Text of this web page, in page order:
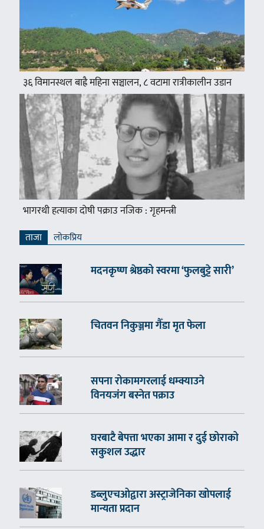
३६ विमानस्थल बाह्रै महिना सञ्चालन, ८ वटामा रात्रीकालीन उडान
भागरथी हत्याका दोषी पक्राउ नजिक : गृहमन्त्री
ताजा लाेकप्रिय
मदनकृष्ण श्रेष्ठको स्वरमा ‘फुलबुट्टे सारी’
चितवन निकुञ्जमा गैँडा मृत फेला
सपना रोकामगरलाई धम्क्याउने
विनयजंग बस्नेत पक्राउ
घरबाटै बेपत्ता भएका आमा र दुई छोराको
सकुशल उद्धार
डब्लुएचओद्वारा अस्ट्राजेनिका खोपलाई
मान्यता प्रदान